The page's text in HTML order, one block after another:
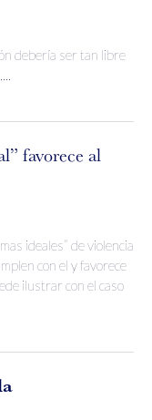
debería ser tan libre
favorece al
ideales” de violencia
con el y favorece
ilustrar con el caso